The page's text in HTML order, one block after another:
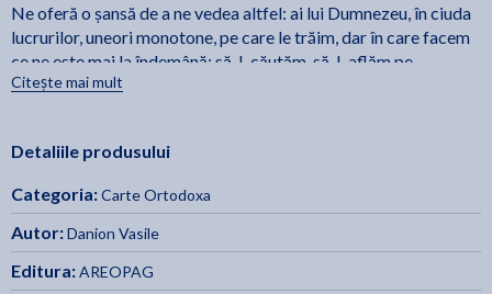
Ne oferă o șansă de a ne vedea altfel: ai lui Dumnezeu, în ciuda
lucrurilor, uneori monotone, pe care le trăim, dar în care facem
ce ne este mai la îndemână: să-L căutăm, să-L aflăm pe
Dumnezeu.
veritabil Manual de antiterorism în plan duhovnicesc... -
Citește mai mult
Detaliile produsului
Categoria:Carte Ortodoxa
Autor:Danion Vasile
Editura:AREOPAG